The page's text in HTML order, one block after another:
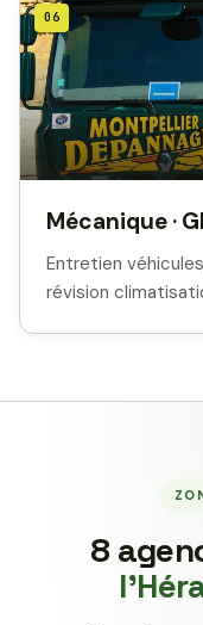
06
Mécanique ·
Entretien
révision
8